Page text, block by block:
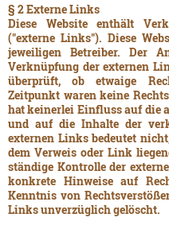
§ 2 Externe Links
Diese Website enthält
("externe Links"). Diese
jeweiligen Betreiber. Der
Verknüpfung der externen
überprüft, ob etwaige
Zeitpunkt waren keine
hat keinerlei Einfluss auf die
und auf die Inhalte der
externen Links bedeutet
dem Verweis oder Link
ständige Kontrolle der
konkrete Hinweise auf
Kenntnis von
Links unverzüglich gelöscht.